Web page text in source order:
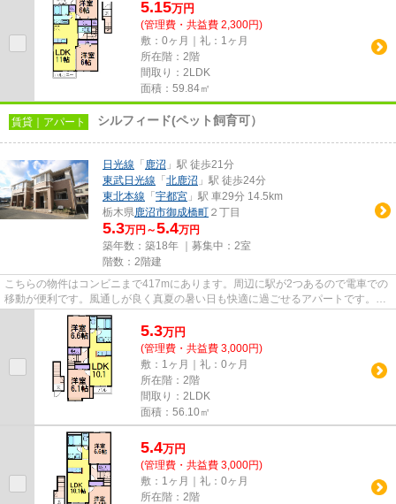
5.15万円
(管理費・共益費 2,300円)
敷：0ヶ月｜礼：1ヶ月
所在階：2階
間取り：2LDK
面積：59.84㎡
賃貸｜アパート シルフィード(ペット飼育可）
日光線 「 鹿沼 」駅 徒歩21分
東武日光線 「 北鹿沼 」駅 徒歩24分
東北本線 「 宇都宮 」駅 車29分 14.5km
栃木県鹿沼市御成橋町 ２丁目
5.3万円～5.4万円
築年数：築18年 ｜募集中： 2室
階数：2階建
こちらの物件はコンビニまで417mにあります。周辺に駅が2つあるので電車での
移動が便利です。風通しが良く真夏の暑い日も快適に過ごせるアパートです。こ
ちらの物件はアパートです。か...
5.3万円
(管理費・共益費 3,000円)
敷：1ヶ月｜礼：0ヶ月
所在階：2階
間取り：2LDK
面積：56.10㎡
5.4万円
(管理費・共益費 3,000円)
敷：1ヶ月｜礼：0ヶ月
所在階：2階